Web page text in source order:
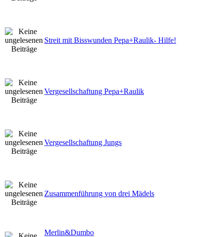
Streit mit Bisswunden Pepa+Raulik- Hilfe!
Vergesellschaftung Pepa+Raulik
Vergesellschaftung Jungs
Zusammenführung von drei Mädels
Merlin&Dumbo